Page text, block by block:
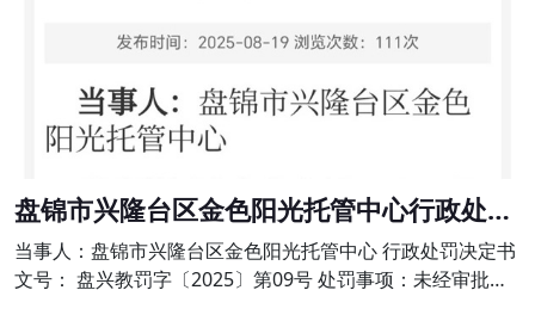
盘锦市兴隆台区金色阳光托管中心行政处罚
公示
当事人：盘锦市兴隆台区金色阳光托管中心 行政处罚决定书
文号： 盘兴教罚字〔2025〕第09号 处罚事项：未经审批擅